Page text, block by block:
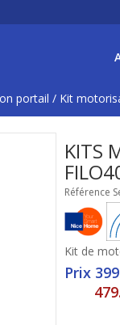
portail / Kit
KITS
Référence
Kit de
Prix